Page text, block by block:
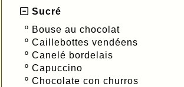
Sucré
º Bouse au chocolat
º Caillebottes vendéens
º Canelé bordelais
º Capuccino
º Chocolate con churros